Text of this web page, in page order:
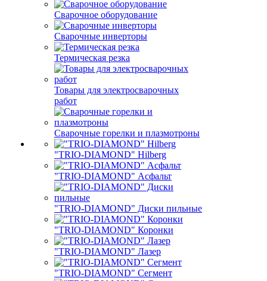
Сварочное оборудование
Сварочные инверторы
Термическая резка
Товары для электросварочных
работ
Сварочные горелки и плазмотроны
"TRIO-DIAMOND" Hilberg
"TRIO-DIAMOND" Асфальт
"TRIO-DIAMOND" Диски пильные
"TRIO-DIAMOND" Коронки
"TRIO-DIAMOND" Лазер
"TRIO-DIAMOND" Сегмент